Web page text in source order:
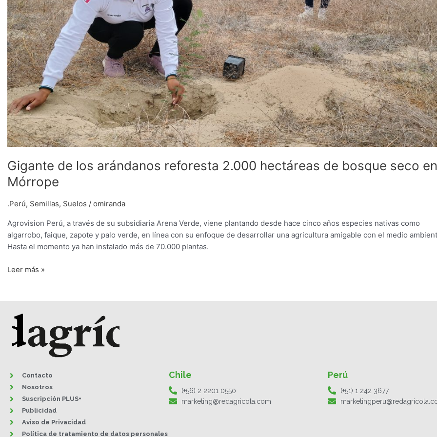
Gigante de los arándanos reforesta 2.000 hectáreas de bosque seco en
Mórrope
.Perú, Semillas, Suelos / omiranda
Agrovision Perú, a través de su subsidiaria Arena Verde, viene plantando desde hace cinco años especies nativas como
algarrobo, faique, zapote y palo verde, en línea con su enfoque de desarrollar una agricultura amigable con el medio
Hasta el momento ya han instalado más de 70.000 plantas.
Leer más »
Contacto
Nosotros
Suscripción PLUS+
Publicidad
Aviso de Privacidad
Política de tratamiento de datos personales
Chile
(+56) 2 2201 0550
marketing@redagricola.com
Perú
(+51) 1 242 3677